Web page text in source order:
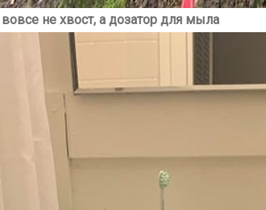
не хвост, а дозатор для мыла